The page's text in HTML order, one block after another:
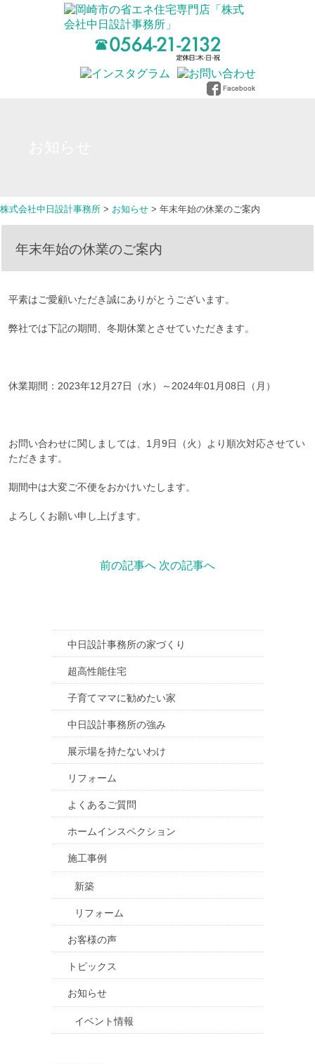
株式会社中日設計事務所 > お知らせ > 年末年始の休業のご案内
年末年始の休業のご案内
平素はご愛顧いただき誠にありがとうございます。
弊社では下記の期間、冬期休業とさせていただきます。
休業期間：2023年12月27日（水）～2024年01月08日（月）
お問い合わせに関しましては、1月9日（火）より順次対応させてい
ただきます。
期間中は大変ご不便をおかけいたします。
よろしくお願い申し上げます。
前の記事へ 次の記事へ
中日設計事務所の家づくり
超高性能住宅
子育てママに勧めたい家
中日設計事務所の強み
展示場を持たないわけ
リフォーム
よくあるご質問
ホームインスペクション
施工事例
新築
リフォーム
お客様の声
トピックス
お知らせ
イベント情報